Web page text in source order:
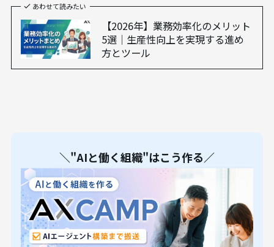
あわせて読みたい
【2026年】業務効率化のメリット
5選｜生産性向上を実現する進め
方とツール
＼"AIと働く組織"はこう作る／